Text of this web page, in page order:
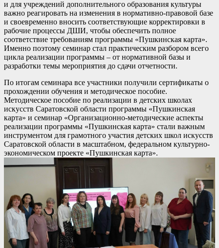
и для учреждений дополнительного образования культуры
важно реагировать на изменения в нормативно-правовой базе
и своевременно вносить соответствующие корректировки в
рабочие процессы ДШИ, чтобы обеспечить полное
соответствие требованиям программы «Пушкинская карта».
Именно поэтому семинар стал практическим разбором всего
цикла реализации программы – от нормативной базы и
разработки темы мероприятия до сдачи отчетности.
По итогам семинара все участники получили сертификаты о
прохождении обучения и методическое пособие.
Методическое пособие по реализации в детских школах
искусств Саратовской области программы «Пушкинская
карта» и семинар «Организационно-методические аспекты
реализации программы «Пушкинская карта» стали важным
инструментом для грамотного участия детских школ искусств
Саратовской области в масштабном, федеральном культурно-
экономическом проекте «Пушкинская карта».